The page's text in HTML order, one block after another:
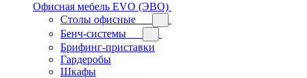
Офисная мебель EVO (ЭВО)
Cтолы офисные
Бенч-системы
Брифинг-приставки
Гардеробы
Шкафы